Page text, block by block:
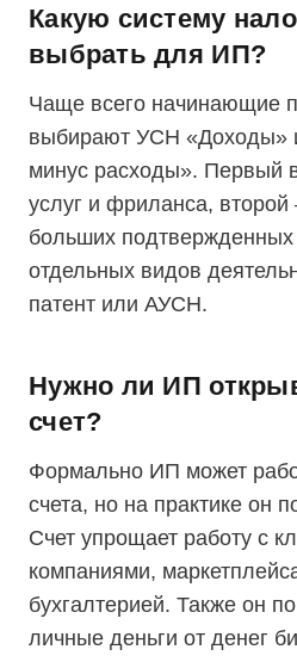
Какую систему
выбрать для ИП?
Чаще всего начинающие
выбирают УСН «Доходы»
минус расходы». Первый
услуг и фриланса,
больших
отдельных видов
патент или АУСН.
Нужно ли ИП
счет?
Формально ИП может
счета, но на практике он
Счет упрощает работу с
компаниями,
бухгалтерией. Также он
личные деньги от денег